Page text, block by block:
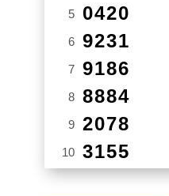
5 0420
6 9231
7 9186
8 8884
9 2078
10 3155